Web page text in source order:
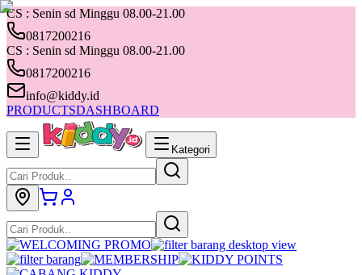
CS : Senin sd Minggu 08.00-21.00
0817200216
CS : Senin sd Minggu 08.00-21.00
0817200216
info@kiddy.id
PRODUCTSDASHBOARD
Kategori